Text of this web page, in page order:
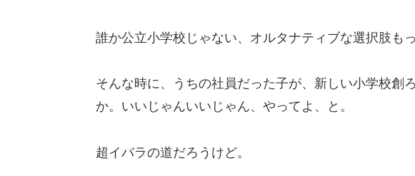
誰か公立小学校じゃない、オルタナティブな選択肢も
そんな時に、うちの社員だった子が、新しい小学校創
か。いいじゃんいいじゃん、やってよ、と。
超イバラの道だろうけど。